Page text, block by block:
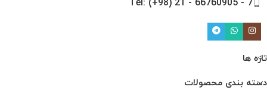
Tel: (+98) 21 - 66760905 - 7
تازه ها
دسته بندی محصولات